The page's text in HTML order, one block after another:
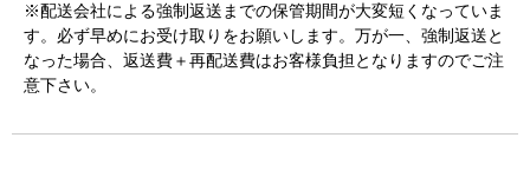
※配送会社による強制返送までの保管期間が大変短くなっていま
す。必ず早めにお受け取りをお願いします。万が一、強制返送と
なった場合、返送費＋再配送費はお客様負担となりますのでご注
意下さい。